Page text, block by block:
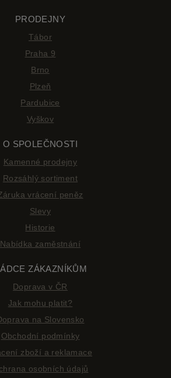
PRODEJNY
Tábor
Praha 9
Brno
Plzeň
Pardubice
Vyškov
O SPOLEČNOSTI
Kamenné prodejny
Rozsáhlý sortiment
vrácení peněz
Slevy
Historie
Nabídka zaměstnání
ZÁKAZNÍKŮM
Doprava v ČR
Jak mohu platit?
na Slovensko
Obchodní podmínky
zboží a reklamace
osobních údajů